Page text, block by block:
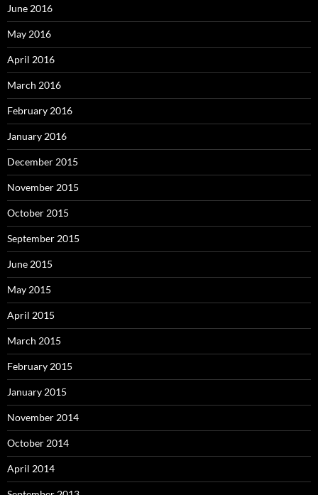
June 2016
May 2016
April 2016
March 2016
February 2016
January 2016
December 2015
November 2015
October 2015
September 2015
June 2015
May 2015
April 2015
March 2015
February 2015
January 2015
November 2014
October 2014
April 2014